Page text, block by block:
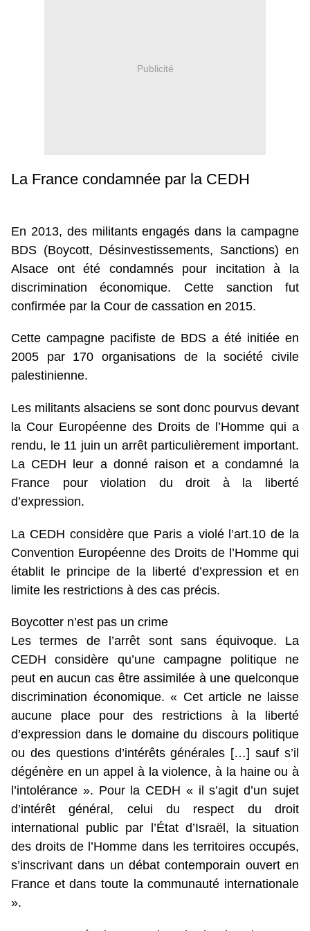
Publicité
La France condamnée par la CEDH
En 2013, des militants engagés dans la campagne
BDS (Boycott, Désinvestissements, Sanctions) en
Alsace ont été condamnés pour incitation à la
discrimination économique. Cette sanction fut
confirmée par la Cour de cassation en 2015.
Cette campagne pacifiste de BDS a été initiée en
2005 par 170 organisations de la société civile
palestinienne.
Les militants alsaciens se sont donc pourvus devant
la Cour Européenne des Droits de l’Homme qui a
rendu, le 11 juin un arrêt particulièrement important.
La CEDH leur a donné raison et a condamné la
France pour violation du droit à la liberté
d’expression.
La CEDH considère que Paris a violé l’art.10 de la
Convention Européenne des Droits de l’Homme qui
établit le principe de la liberté d’expression et en
limite les restrictions à des cas précis.
Boycotter n’est pas un crime
Les termes de l’arrêt sont sans équivoque. La
CEDH considère qu’une campagne politique ne
peut en aucun cas être assimilée à une quelconque
discrimination économique. « Cet article ne laisse
aucune place pour des restrictions à la liberté
d’expression dans le domaine du discours politique
ou des questions d’intérêts générales […] sauf s’il
dégénère en un appel à la violence, à la haine ou à
l’intolérance ». Pour la CEDH « il s’agit d’un sujet
d’intérêt général, celui du respect du droit
international public par l’État d’Israël, la situation
des droits de l’Homme dans les territoires occupés,
s’inscrivant dans un débat contemporain ouvert en
France et dans toute la communauté internationale
».